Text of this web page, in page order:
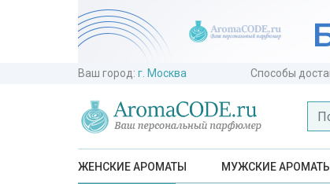
Ваш город: г. Москва Способы
ЖЕНСКИЕ АРОМАТЫ МУЖСКИЕ АРОМАТЫ